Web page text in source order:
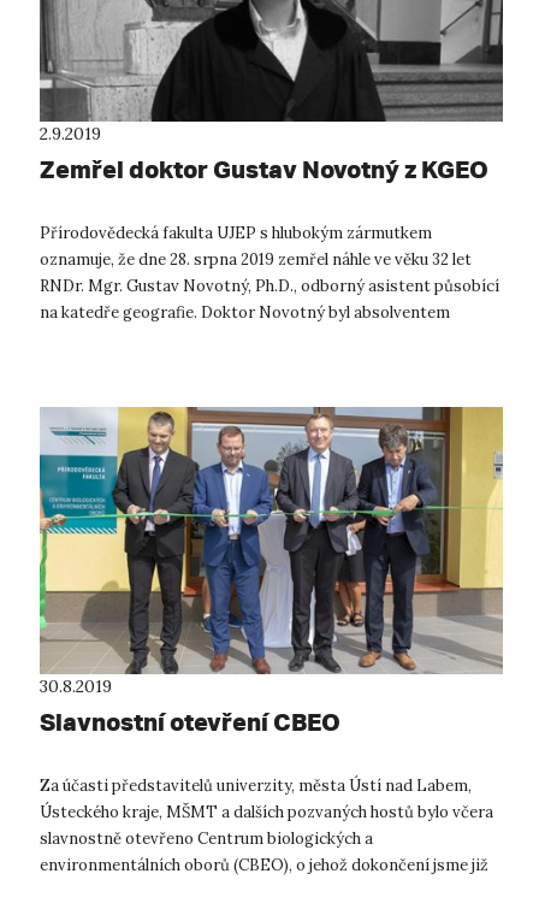
2.9.2019
Zemřel doktor Gustav Novotný z KGEO
Přírodovědecká fakulta UJEP s hlubokým zármutkem
oznamuje, že dne 28. srpna 2019 zemřel náhle ve věku 32 let
RNDr. Mgr. Gustav Novotný, Ph.D., odborný asistent působící
na katedře geografie. Doktor Novotný byl absolventem
30.8.2019
Slavnostní otevření CBEO
Za účasti představitelů univerzity, města Ústí nad Labem,
Ústeckého kraje, MŠMT a dalších pozvaných hostů bylo včera
slavnostně otevřeno Centrum biologických a
environmentálních oborů (CBEO), o jehož dokončení jsme již